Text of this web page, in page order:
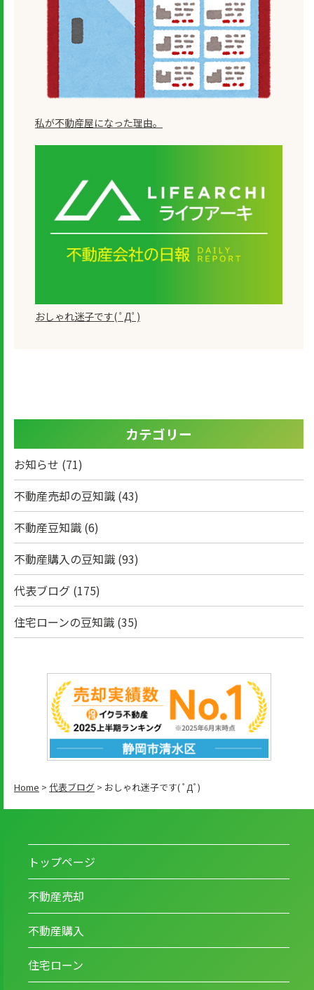
私が不動産屋になった理由。
おしゃれ迷子です( ﾟДﾟ)
カテゴリー
お知らせ (71)
不動産売却の豆知識 (43)
不動産豆知識 (6)
不動産購入の豆知識 (93)
代表ブログ (175)
住宅ローンの豆知識 (35)
Home > 代表ブログ > おしゃれ迷子です( ﾟДﾟ)
トップページ
不動産売却
不動産購入
住宅ローン